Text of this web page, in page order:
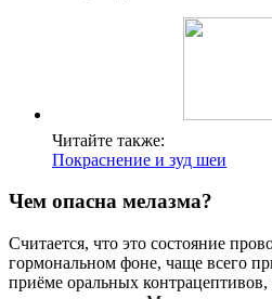
Читайте также:
Покраснение и зуд шеи
Чем опасна мелазма?
Считается, что это состояние
гормональном фоне, чаще всего
приёме оральных контрацептивов,